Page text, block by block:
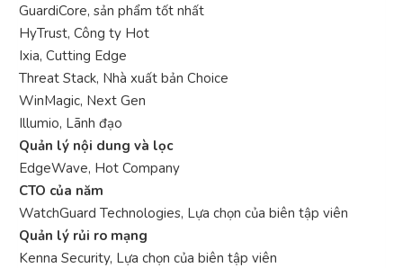
GuardiCore, sản phẩm tốt nhất
HyTrust, Công ty Hot
Ixia, Cutting Edge
Threat Stack, Nhà xuất bản Choice
WinMagic, Next Gen
Illumio, Lãnh đạo
Quản lý nội dung và lọc
EdgeWave, Hot Company
CTO của năm
WatchGuard Technologies, Lựa chọn của biên tập viên
Quản lý rủi ro mạng
Kenna Security, Lựa chọn của biên tập viên